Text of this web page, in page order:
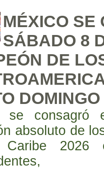
MÉXICO SE
SÁBADO 8
DE
se consagró
absoluto de
2026